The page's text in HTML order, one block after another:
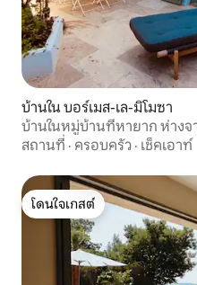
บ้านใน บอร์เมส-เล-มิโมซา
บ้านในหมู่บ้านที่หายาก ห่างจ
สถานที่ · ครอบครัว · เช็คเอาท์
โดนใจเกสต์
โดนใจเกสต์